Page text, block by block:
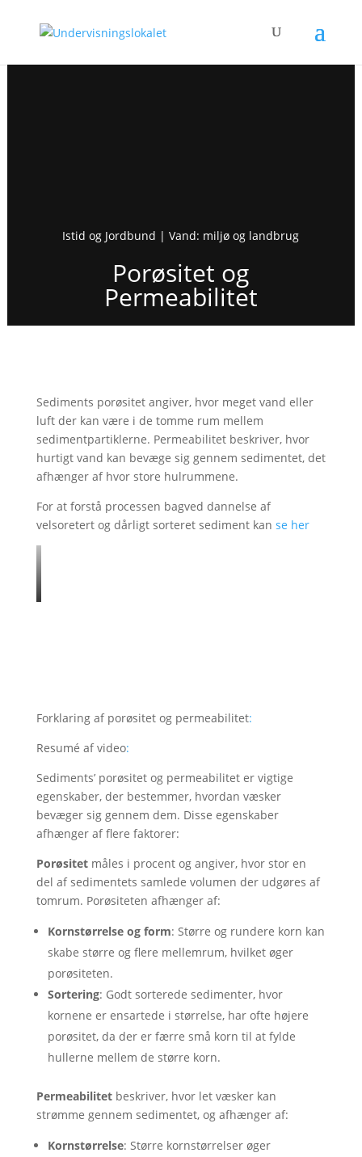
Istid og Jordbund | Vand: miljø og landbrug
Porøsitet og
Permeabilitet
Sediments porøsitet angiver, hvor meget vand eller
luft der kan være i de tomme rum mellem
sedimentpartiklerne. Permeabilitet beskriver, hvor
hurtigt vand kan bevæge sig gennem sedimentet, det
afhænger af hvor store hulrummene.
For at forstå processen bagved dannelse af
velsoretert og dårligt sorteret sediment kan se her
Forklaring af porøsitet og permeabilitet:
Resumé af video:
Sediments’ porøsitet og permeabilitet er vigtige
egenskaber, der bestemmer, hvordan væsker
bevæger sig gennem dem. Disse egenskaber
afhænger af flere faktorer:
Porøsitetmåles i procent og angiver, hvor stor en
del af sedimentets samlede volumen der udgøres af
tomrum. Porøsiteten afhænger af:
Kornstørrelse og form: Større og rundere korn kan
skabe større og flere mellemrum, hvilket øger
porøsiteten.
Sortering: Godt sorterede sedimenter, hvor
kornene er ensartede i størrelse, har ofte højere
porøsitet, da der er færre små korn til at fylde
hullerne mellem de større korn.
Permeabilitetbeskriver, hvor let væsker kan
strømme gennem sedimentet, og afhænger af:
Kornstørrelse: Større kornstørrelser øger